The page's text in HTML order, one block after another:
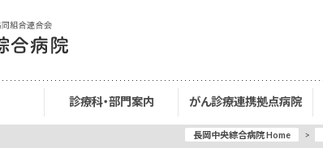
診療科・部門案内 がん診療連携拠点病院
長岡中央綜合病院 Home >